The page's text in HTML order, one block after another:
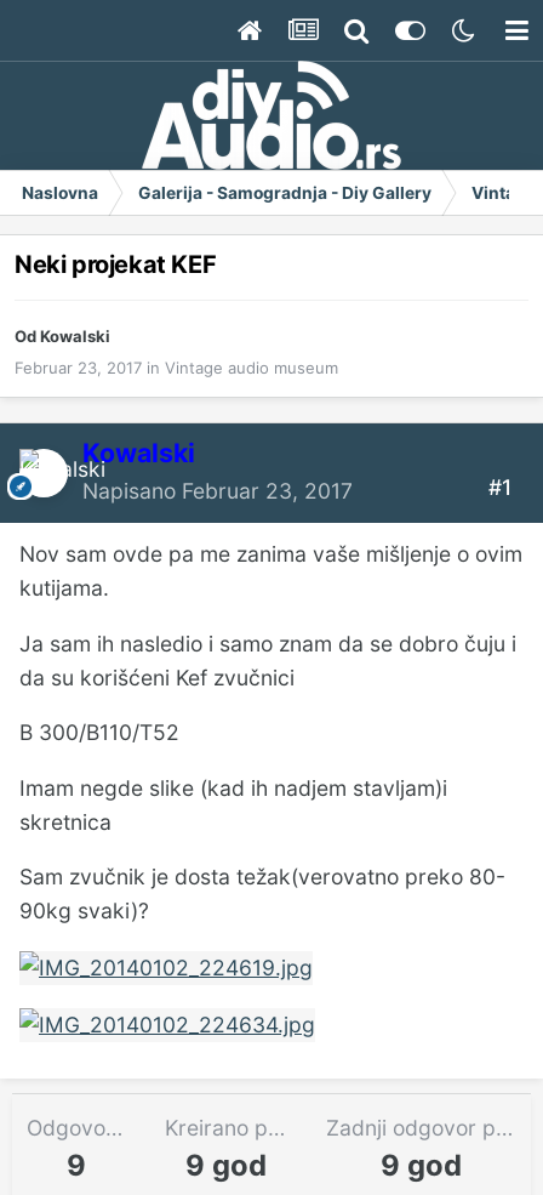
Naslovna Galerija - Samogradnja - Diy Gallery Vintage
Neki projekat KEF
OdKowalski
Februar 23, 2017 in Vintage audio museum
Kowalski
Napisano Februar 23, 2017 #1
Nov sam ovde pa me zanima vaše mišljenje o ovim
kutijama.
Ja sam ih nasledio i samo znam da se dobro čuju i
da su korišćeni Kef zvučnici
B 300/B110/T52
Imam negde slike (kad ih nadjem stavljam)i
skretnica
Sam zvučnik je dosta težak(verovatno preko 80-
90kg svaki)?
Odgovora
9
Kreirano pre
9 god
Zadnji odgovor pre
9 god